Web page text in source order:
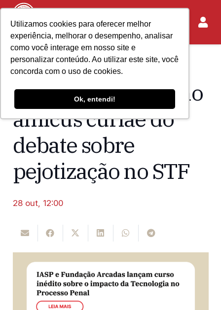
Utilizamos cookies para oferecer melhor
experiência, melhorar o desempenho, analisar
como você interage em nosso site e
personalizar conteúdo. Ao utilizar este site, você
concorda com o uso de cookies.
Ok, entendi!
Home Acontece no IASP
IASP participa como
amicus curiae do
debate sobre
pejotização no STF
28 out, 12:00